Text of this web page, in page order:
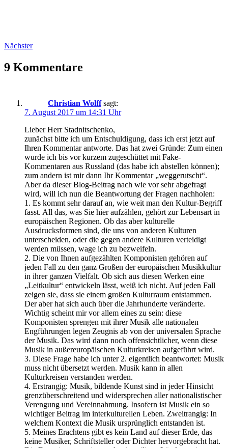
Nächster
9 Kommentare
Christian Wolff sagt:
7. August 2017 um 14:31 Uhr
Lieber Herr Stadnitschenko,
zunächst bitte ich um Entschuldigung, dass ich erst jetzt auf
Ihren Kommentar antworte. Das hat zwei Gründe: Zum einen
wurde ich bis vor kurzem zugeschüttet mit Fake-
Kommentaren aus Russland (das habe ich abstellen können);
zum andern ist mir dann Ihr Kommentar „weggerutscht“.
Aber da dieser Blog-Beitrag nach wie vor sehr abgefragt
wird, will ich nun die Beantwortung der Fragen nachholen:
1. Es kommt sehr darauf an, wie weit man den Kultur-Begriff
fasst. All das, was Sie hier aufzählen, gehört zur Lebensart in
europäischen Regionen. Ob das aber kulturelle
Ausdrucksformen sind, die uns von anderen Kulturen
unterscheiden, oder die gegen andere Kulturen verteidigt
werden müssen, wage ich zu bezweifeln.
2. Die von Ihnen aufgezählten Komponisten gehören auf
jeden Fall zu den ganz Großen der europäischen Musikkultur
in ihrer ganzen Vielfalt. Ob sich aus diesen Werken eine
„Leitkultur“ entwickeln lässt, weiß ich nicht. Auf jeden Fall
zeigen sie, dass sie einem großen Kulturraum entstammen.
Der aber hat sich auch über die Jahrhunderte veränderte.
Wichtig scheint mir vor allem eines zu sein: diese
Komponisten sprengen mit ihrer Musik alle nationalen
Engführungen legen Zeugnis ab von der universalen Sprache
der Musik. Das wird dann noch offensichtlicher, wenn diese
Musik in außereuropäischen Kulturkreisen aufgeführt wird.
3. Diese Frage habe ich unter 2. eigentlich beantwortet: Musik
muss nicht übersetzt werden. Musik kann in allen
Kulturkreisen verstanden werden.
4. Erstrangig: Musik, bildende Kunst sind in jeder Hinsicht
grenzüberschreitend und widersprechen aller nationalistischer
Verengung und Vereinnahmung. Insofern ist Musik ein so
wichtiger Beitrag im interkulturellen Leben. Zweitrangig: In
welchem Kontext die Musik ursprünglich entstanden ist.
5. Meines Erachtens gibt es kein Land auf dieser Erde, das
keine Musiker, Schriftsteller oder Dichter hervorgebracht hat.